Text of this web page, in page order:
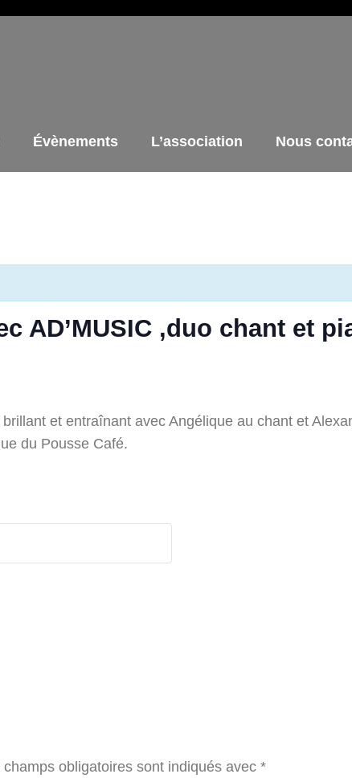
Évènements L’association Nous
AD’MUSIC ,duo chant et
et entraînant avec Angélique au chant et
du Pousse Café.
champs obligatoires sont indiqués avec *